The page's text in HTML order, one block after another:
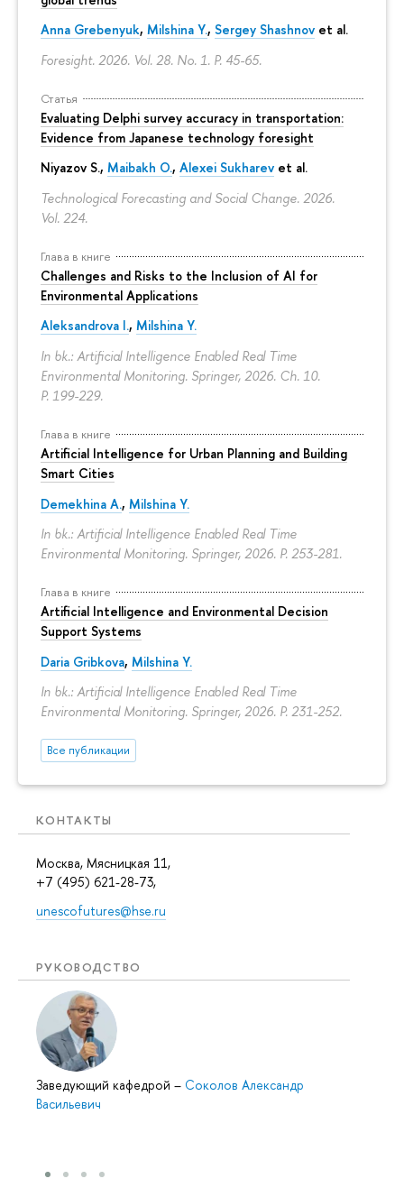
Anna Grebenyuk, Milshina Y., Sergey Shashnov et al.
Foresight. 2026. Vol. 28. No. 1. P. 45-65.
Статья
Evaluating Delphi survey accuracy in transportation:
Evidence from Japanese technology foresight
Niyazov S., Maibakh O., Alexei Sukharev et al.
Technological Forecasting and Social Change. 2026.
Vol. 224.
Глава в книге
Challenges and Risks to the Inclusion of AI for
Environmental Applications
Aleksandrova I., Milshina Y.
In bk.: Artificial Intelligence Enabled Real Time
Environmental Monitoring. Springer, 2026. Ch. 10.
P. 199-229.
Глава в книге
Artificial Intelligence for Urban Planning and Building
Smart Cities
Demekhina A., Milshina Y.
In bk.: Artificial Intelligence Enabled Real Time
Environmental Monitoring. Springer, 2026. P. 253-281.
Глава в книге
Artificial Intelligence and Environmental Decision
Support Systems
Daria Gribkova, Milshina Y.
In bk.: Artificial Intelligence Enabled Real Time
Environmental Monitoring. Springer, 2026. P. 231-252.
Все публикации
КОНТАКТЫ
Москва, Мясницкая 11,
+7 (495) 621-28-73,
unescofutures@hse.ru
РУКОВОДСТВО
Заведующий кафедрой – Соколов Александр
Васильевич